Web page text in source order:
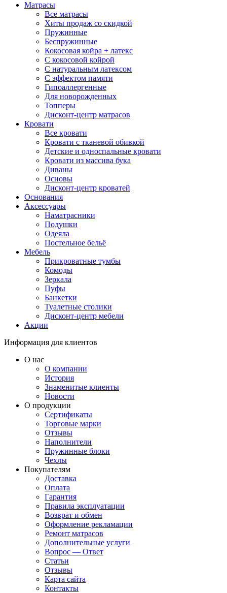
Матрасы
Все матрасы
Хиты продаж со скидкой
Пружинные
Беспружинные
Кокосовая койра + латекс
С кокосовой койрой
С натуральным латексом
С эффектом памяти
Гипоаллергенные
Для новорожденных
Топперы
Дисконт-центр матрасов
Кровати
Все кровати
Кровати с тканевой обивкой
Детские и односпальные кровати
Кровати из массива бука
Диваны
Основы
Дисконт-центр кроватей
Основания
Аксессуары
Наматрасники
Подушки
Одеяла
Постельное бельё
Мебель
Прикроватные тумбы
Комоды
Зеркала
Пуфы
Банкетки
Туалетные столики
Дисконт-центр мебели
Акции
Информация для клиентов
О нас
О компании
История
Знаменитые клиенты
Новости
О продукции
Сертификаты
Торговые марки
Отзывы
Наполнители
Пружинные блоки
Чехлы
Покупателям
Доставка
Оплата
Гарантия
Правила эксплуатации
Возврат и обмен
Оформление рекламации
Ремонт матрасов
Дополнительные услуги
Вопрос — Ответ
Статьи
Отзывы
Карта сайта
Контакты